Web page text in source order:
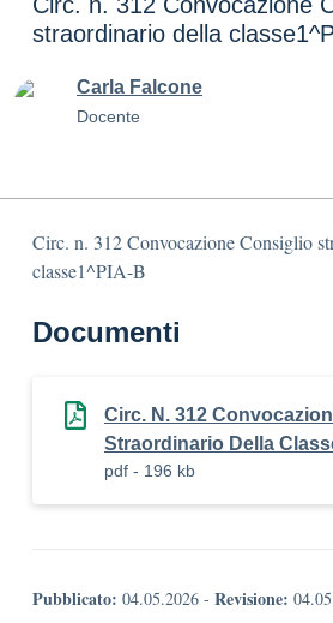
straordinario della
Carla Falcone
Docente
Circ. n. 312 Convocazione Consiglio
classe1^PIA-B
Documenti
Circ. N. 312
Straordinario Della
pdf - 196 kb
Pubblicato: 04.05.2026 - Revisione: